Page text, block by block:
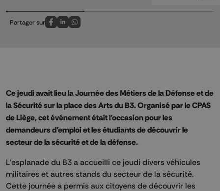
Partager sur
Partagez sur FaceBook
Partagez sur LinkedIn
Partagez sur Whatsapp
Ce jeudi avait lieu la Journée des Métiers de la Défense et de
la Sécurité sur la place des Arts du B3. Organisé par le CPAS
de Liège, cet événement était l’occasion pour les
demandeurs d’emploi et les étudiants de découvrir le
secteur de la sécurité et de la défense.
L’esplanade du B3 a accueilli ce jeudi divers véhicules
militaires et autres stands du secteur de la sécurité.
Cette journée a permis aux citoyens de découvrir les